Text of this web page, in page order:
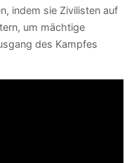
indem sie Zivilisten auf
um mächtige
des Kampfes